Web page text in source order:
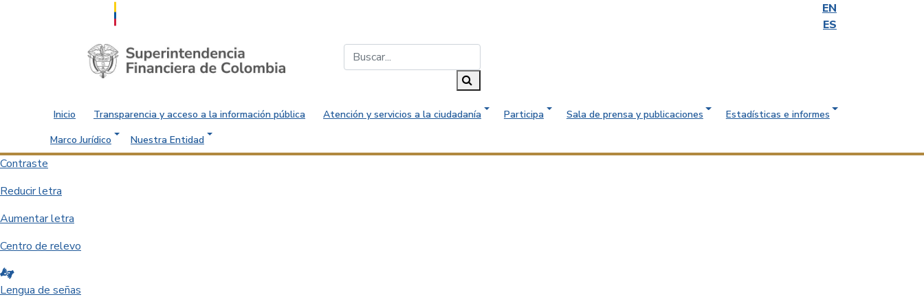
EN
ES
Saltar al contenido principal
Inicio Transparencia y acceso a la información pública Atención y servicios a la ciudadanía Participa Sala de prensa y publicaciones
Estadísticas e informes
Marco Jurídico
Nuestra Entidad
Contraste
Reducir letra
Aumentar letra
Centro de relevo
Lengua de señas